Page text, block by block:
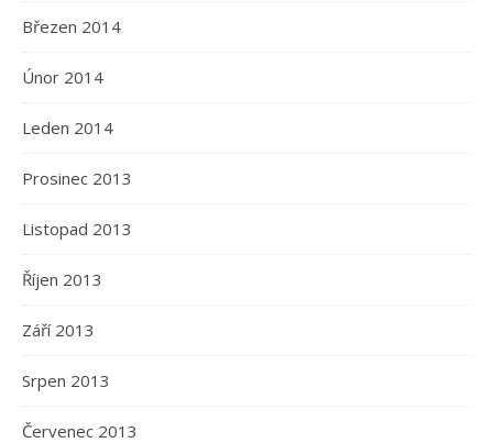
Březen 2014
Únor 2014
Leden 2014
Prosinec 2013
Listopad 2013
Říjen 2013
Září 2013
Srpen 2013
Červenec 2013